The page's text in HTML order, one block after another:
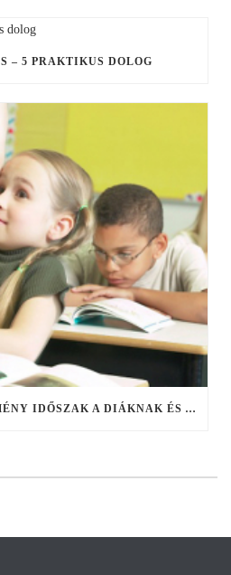
– 5 PRAKTIKUS DOLOG
ISKOLAKEZDÉS – KEMÉNY IDŐSZAK A DIÁKNAK ÉS A ROBOTOLÓ SZÜLŐKNEK IS